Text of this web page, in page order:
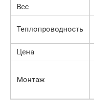
Вес
Теплопроводность
Цена
Монтаж